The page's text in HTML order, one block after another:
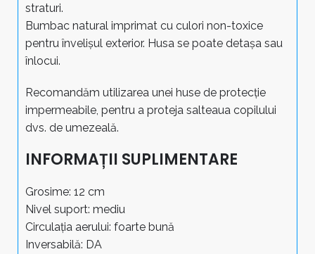
straturi.
Bumbac natural imprimat cu culori non-toxice
pentru învelișul exterior. Husa se poate detașa sau
înlocui.
Recomandăm utilizarea unei huse de protecție
impermeabile, pentru a proteja salteaua copilului
dvs. de umezeală.
INFORMAȚII SUPLIMENTARE
Grosime: 12 cm
Nivel suport: mediu
Circulația aerului: foarte bună
Inversabilă: DA